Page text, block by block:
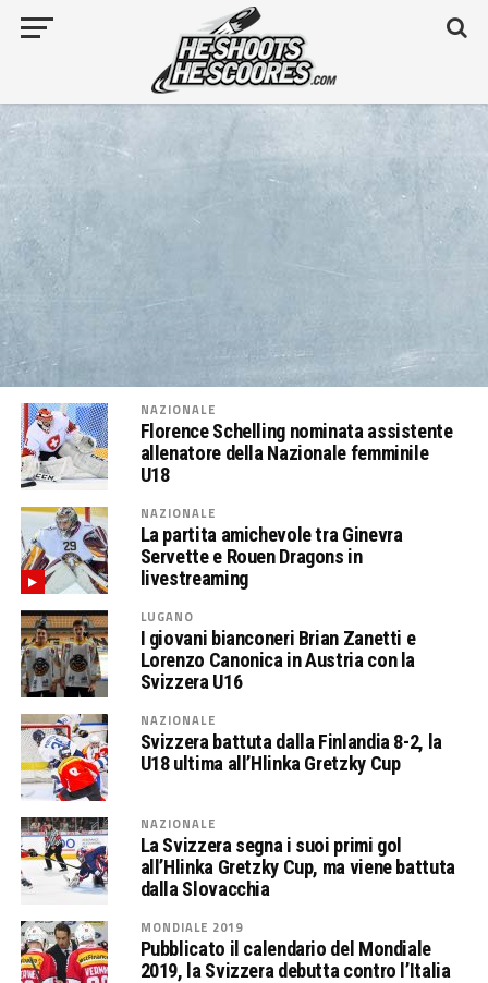
NAZIONALE
Florence Schelling nominata assistente
allenatore della Nazionale femminile
U18
NAZIONALE
La partita amichevole tra Ginevra
Servette e Rouen Dragons in
livestreaming
LUGANO
I giovani bianconeri Brian Zanetti e
Lorenzo Canonica in Austria con la
Svizzera U16
NAZIONALE
Svizzera battuta dalla Finlandia 8-2, la
U18 ultima all’Hlinka Gretzky Cup
NAZIONALE
La Svizzera segna i suoi primi gol
all’Hlinka Gretzky Cup, ma viene battuta
dalla Slovacchia
MONDIALE 2019
Pubblicato il calendario del Mondiale
2019, la Svizzera debutta contro l’Italia